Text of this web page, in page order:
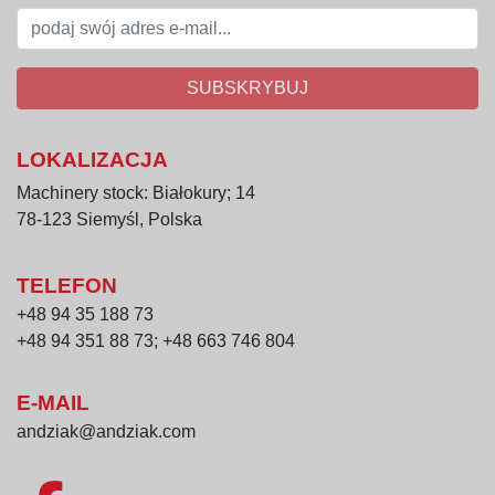
SUBSKRYBUJ
LOKALIZACJA
Machinery stock: Białokury; 14
78-123 Siemyśl, Polska
TELEFON
+48 94 35 188 73
+48 94 351 88 73; +48 663 746 804
E-MAIL
andziak@andziak.com